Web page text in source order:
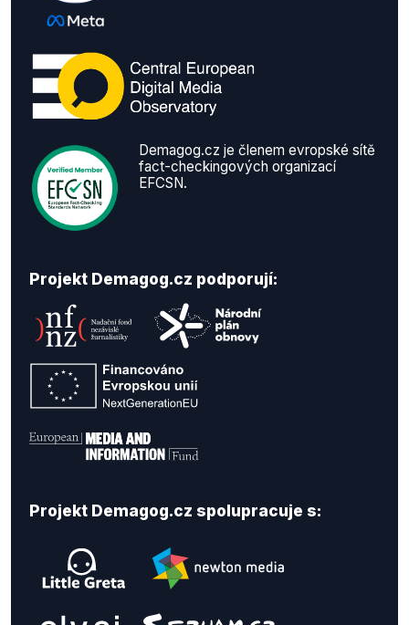
Demagog.cz je členem evropské sítě
fact-checkingových organizací
EFCSN.
Projekt Demagog.cz podporují:
Projekt Demagog.cz spolupracuje s: